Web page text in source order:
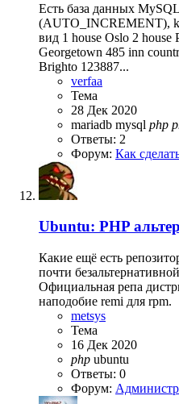
Есть база данных
(AUTO_INCREMENT),
вид 1 house Oslo 2 house
Georgetown 485 inn
Brighto 123887...
verfaa
Тема
28 Дек 2020
mariadb mysql php
Ответы: 2
Форум: Как
Ubuntu: PHP
Какие ещё есть
почти
Официальная репа
наподобие remi для rpm.
metsys
Тема
16 Дек 2020
php ubuntu
Ответы: 0
Форум: